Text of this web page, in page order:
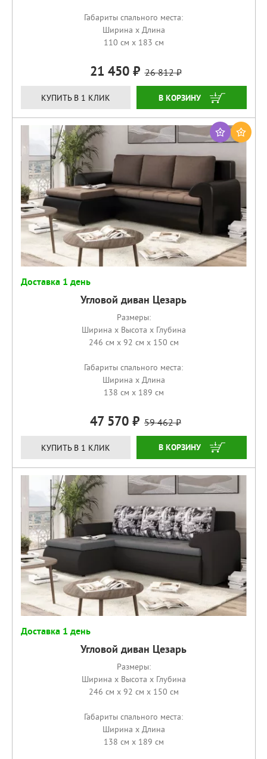
Габариты спального места:
Ширина x Длина
110 см x 183 см
21 450 26 812
КУПИТЬ В 1 КЛИК КУПИТЬ
Доставка 1 день
Угловой диван Цезарь
Размеры:
Ширина x Высота x Глубина
246 см x 92 см x 150 см
Габариты спального места:
Ширина x Длина
138 см x 189 см
47 570 59 462
КУПИТЬ В 1 КЛИК КУПИТЬ
Доставка 1 день
Угловой диван Цезарь
Размеры:
Ширина x Высота x Глубина
246 см x 92 см x 150 см
Габариты спального места:
Ширина x Длина
138 см x 189 см